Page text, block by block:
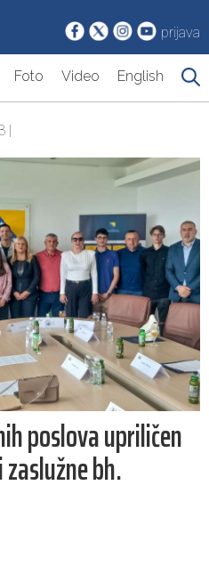
prijava
Foto Video English
|
poslova upriličen
bh.